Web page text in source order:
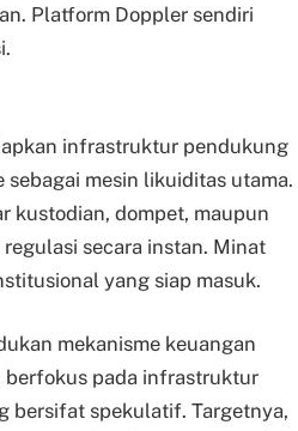
Platform Doppler sendiri
infrastruktur pendukung
mesin likuiditas utama.
kustodian, dompet, maupun
secara instan. Minat
yang siap masuk.
mekanisme keuangan
berfokus pada infrastruktur
bersifat spekulatif. Targetnya,